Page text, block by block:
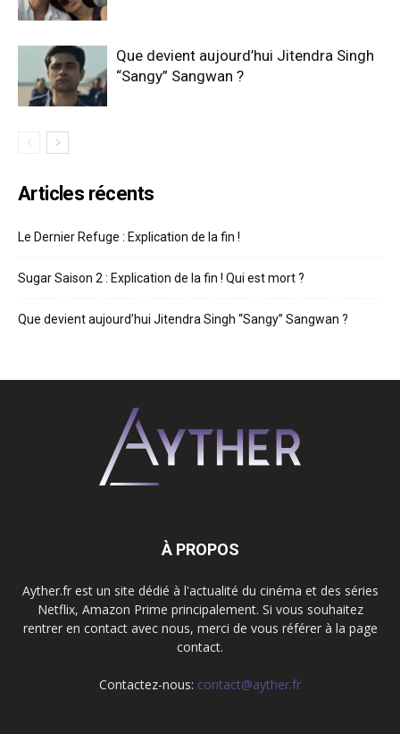
Que devient aujourd’hui Jitendra Singh
“Sangy” Sangwan ?
Articles récents
Le Dernier Refuge : Explication de la fin !
Sugar Saison 2 : Explication de la fin ! Qui est mort ?
Que devient aujourd’hui Jitendra Singh “Sangy” Sangwan ?
À PROPOS
Ayther.fr est un site dédié à l'actualité du cinéma et des séries
Netflix, Amazon Prime principalement. Si vous souhaitez
rentrer en contact avec nous, merci de vous référer à la page
contact.
Contactez-nous: contact@ayther.fr